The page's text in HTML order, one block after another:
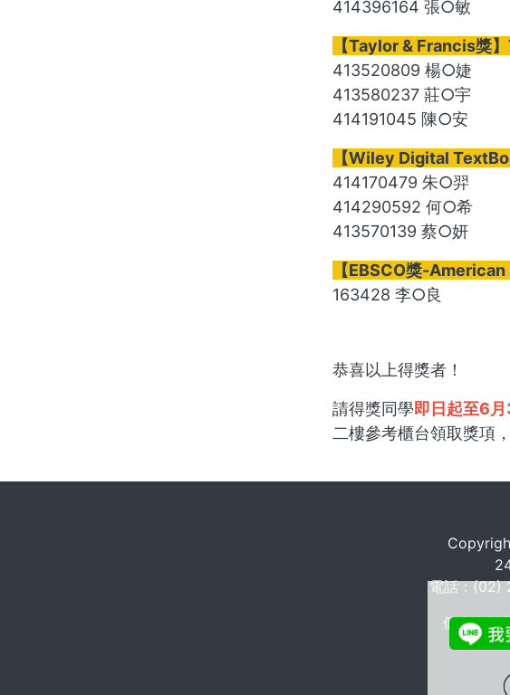
414396164 張○敏
【Taylor & Francis獎
413520809 楊○婕
413580237 莊○宇
414191045 陳○安
【Wiley Digital
414170479 朱○羿
414290592 何○希
413570139 蔡○妍
【EBSCO獎-
163428 李○良
恭喜以上得獎者！
請得獎同學即日起⾄6
二樓參考櫃台領取獎項
電話：
個人資料